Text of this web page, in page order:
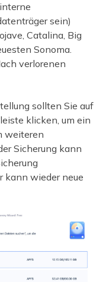
sein)
Catalina, Big
Sonoma.
verlorenen
sollten Sie auf
klicken, um ein
weiteren
Sicherung kann
kann wieder neue